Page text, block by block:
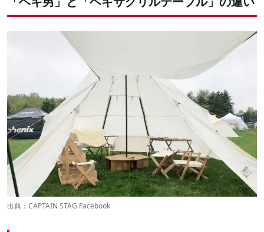
出典： CAPTAIN STAG Facebook